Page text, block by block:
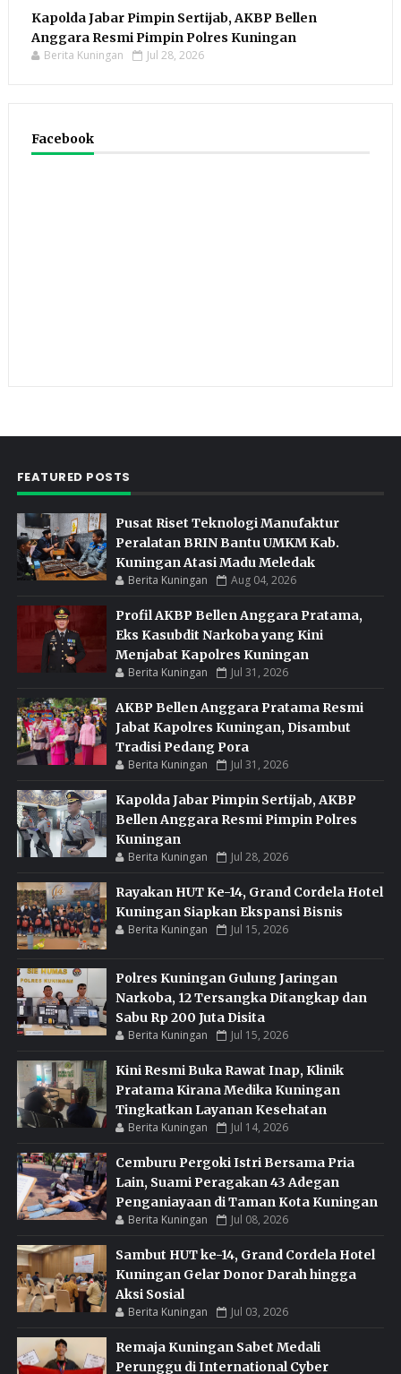
Kapolda Jabar Pimpin Sertijab, AKBP Bellen
Anggara Resmi Pimpin Polres Kuningan
Berita Kuningan Jul 28, 2026
Facebook
FEATURED POSTS
Pusat Riset Teknologi Manufaktur
Peralatan BRIN Bantu UMKM Kab.
Kuningan Atasi Madu Meledak
Berita Kuningan Aug 04, 2026
Profil AKBP Bellen Anggara Pratama,
Eks Kasubdit Narkoba yang Kini
Menjabat Kapolres Kuningan
Berita Kuningan Jul 31, 2026
AKBP Bellen Anggara Pratama Resmi
Jabat Kapolres Kuningan, Disambut
Tradisi Pedang Pora
Berita Kuningan Jul 31, 2026
Kapolda Jabar Pimpin Sertijab, AKBP
Bellen Anggara Resmi Pimpin Polres
Kuningan
Berita Kuningan Jul 28, 2026
Rayakan HUT Ke-14, Grand Cordela Hotel
Kuningan Siapkan Ekspansi Bisnis
Berita Kuningan Jul 15, 2026
Polres Kuningan Gulung Jaringan
Narkoba, 12 Tersangka Ditangkap dan
Sabu Rp 200 Juta Disita
Berita Kuningan Jul 15, 2026
Kini Resmi Buka Rawat Inap, Klinik
Pratama Kirana Medika Kuningan
Tingkatkan Layanan Kesehatan
Berita Kuningan Jul 14, 2026
Cemburu Pergoki Istri Bersama Pria
Lain, Suami Peragakan 43 Adegan
Penganiayaan di Taman Kota Kuningan
Berita Kuningan Jul 08, 2026
Sambut HUT ke-14, Grand Cordela Hotel
Kuningan Gelar Donor Darah hingga
Aksi Sosial
Berita Kuningan Jul 03, 2026
Remaja Kuningan Sabet Medali
Perunggu di International Cyber